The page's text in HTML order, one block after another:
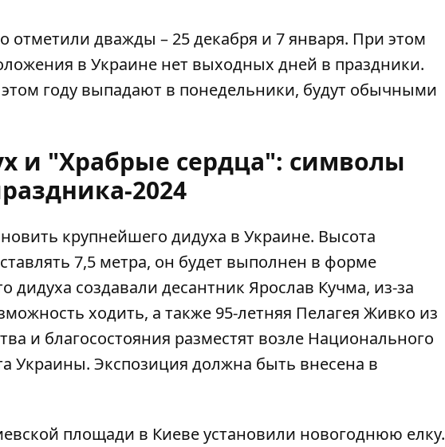
отметили дважды – 25 декабря и 7 января. При этом
в Украине нет выходных дней в праздники.
году выпадают в понедельники, будут обычными
и "Храбрые сердца": символы
2024
крупнейшего дидуха в Украине. Высота
7,5 метра, он будет выполнен в форме
дидуха создавали десантник Ярослав Кучма, из-за
ходить, а также 95-летняя Пелагея Живко из
и благосостояния разместят возле Национального
Украины. Экспозиция должна быть внесена в
площади в Киевеустановили новогоднюю елку.